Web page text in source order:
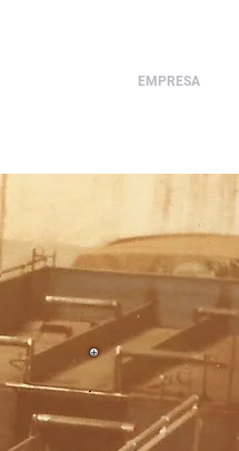
EMPRESA